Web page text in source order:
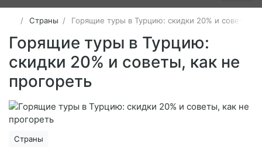
Страны Горящие туры в Турцию: скидки 20% и советы,
Горящие туры в Турцию:
скидки 20% и советы, как не
прогореть
Страны